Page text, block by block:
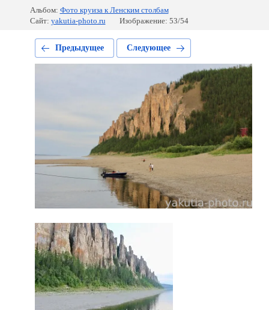
Альбом: Фото круиза к Ленским столбам
Сайт: yakutia-photo.ru Изображение: 53/54
Предыдущее Следующее